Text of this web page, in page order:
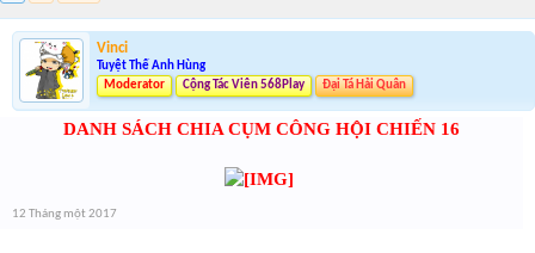
Vinci
Tuyệt Thế Anh Hùng
Moderator
Cộng Tác Viên 568Play Đại Tá Hải Quân
DANH SÁCH CHIA CỤM CÔNG HỘI CHIẾN 16
12 Tháng một 2017